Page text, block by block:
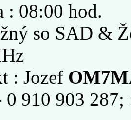
: 08:00 hod.
so SAD &
: Jozef
0 910 903